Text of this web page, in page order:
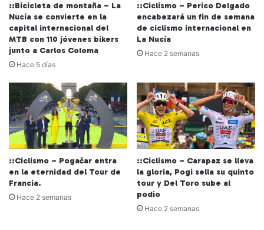
::Bicicleta de montaña – La
Nucía se convierte en la
capital internacional del
MTB con 110 jóvenes bikers
junto a Carlos Coloma
Hace 5 días
::Ciclismo – Perico Delgado
encabezará un fin de semana
de ciclismo internacional en
La Nucía
Hace 2 semanas
::Ciclismo – Pogačar entra
en la eternidad del Tour de
Francia.
Hace 2 semanas
::Ciclismo – Carapaz se lleva
la gloria, Pogi sella su quinto
tour y Del Toro sube al
podio
Hace 2 semanas